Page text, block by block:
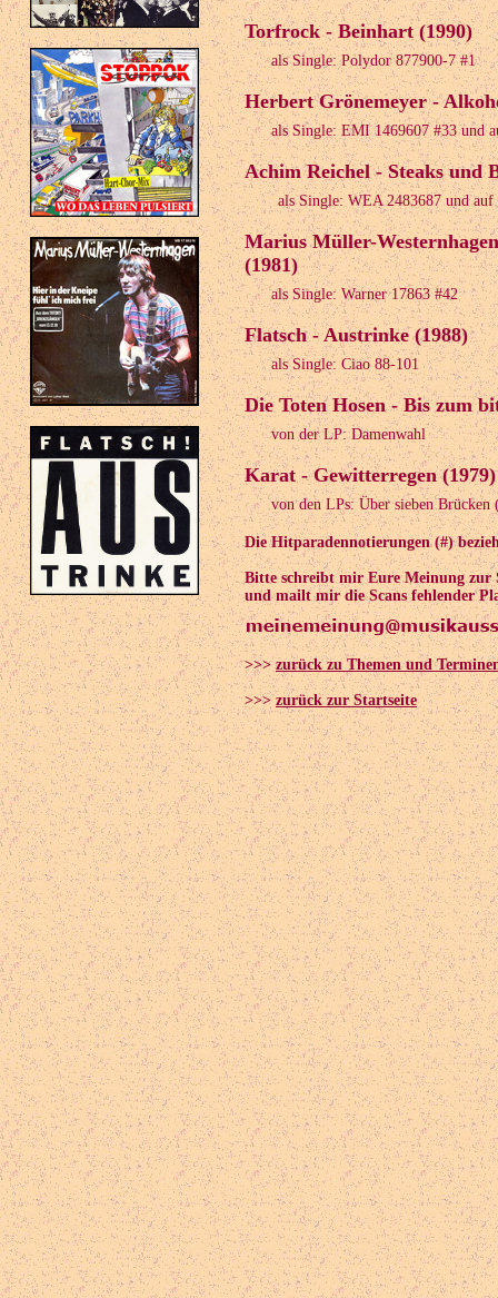
Torfrock - Beinhart (1990)
als Single: Polydor 877900-7 #1
Herbert Grönemeyer -
als Single: EMI 1469607 #33 und
Achim Reichel - Steaks und
als Single: WEA 2483687 und
Marius Müller-
(1981)
als Single: Warner 17863 #42
Flatsch - Austrinke (1988)
als Single: Ciao 88-101
Die Toten Hosen - Bis zum
von der LP: Damenwahl
Karat - Gewitterregen (1979)
von den LPs: Über sieben
Die Hitparadennotierungen (#)
Bitte schreibt mir Eure Meinung zur
und mailt mir die Scans fehlender
>>>zurück zu Themen und
>>>zurück zur Startseite